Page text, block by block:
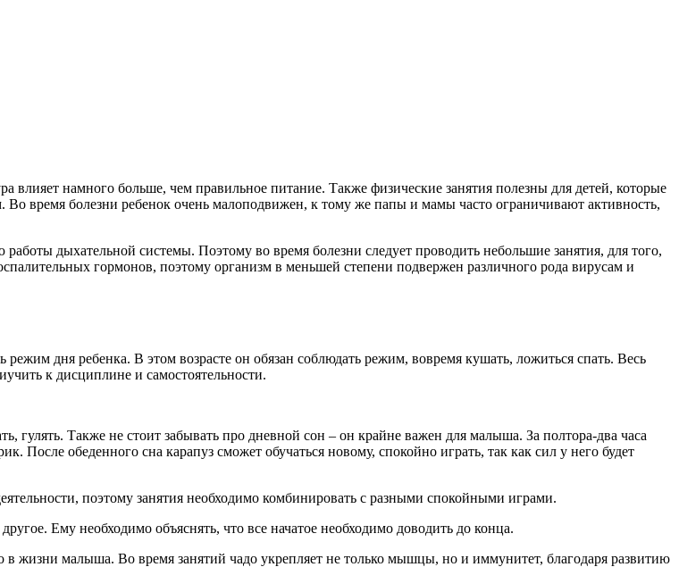
намного больше, чем правильное питание. Также физические занятия полезны для детей, которые
время болезни ребенок очень малоподвижен, к тому же папы и мамы часто ограничивают активность,
дыхательной системы. Поэтому во время болезни следует проводить небольшие занятия, для того,
гормонов, поэтому организм в меньшей степени подвержен различного рода вирусам и
дня ребенка. В этом возрасте он обязан соблюдать режим, вовремя кушать, ложиться спать. Весь
к дисциплине и самостоятельности.
Также не стоит забывать про дневной сон – он крайне важен для малыша. За полтора-два часа
После обеденного сна карапуз сможет обучаться новому, спокойно играть, так как сил у него будет
поэтому занятия необходимо комбинировать с разными спокойными играми.
Ему необходимо объяснять, что все начатое необходимо доводить до конца.
в жизни малыша. Во время занятий чадо укрепляет не только мышцы, но и иммунитет, благодаря развитию